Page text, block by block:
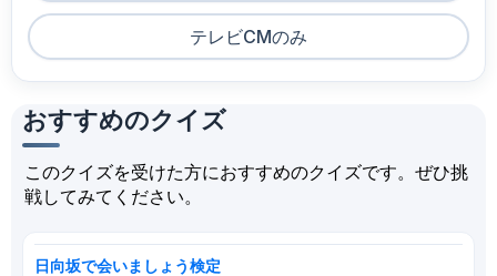
テレビCMのみ
おすすめのクイズ
このクイズを受けた方におすすめのクイズです。ぜひ挑
戦してみてください。
日向坂で会いましょう検定